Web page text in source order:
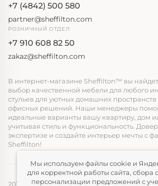
+7 (4842) 500 580
partner@sheffilton.com
РОЗНИЧНЫЙ ОТДЕЛ
+7 910 608 82 50
zakaz@sheffilton.com
В интернет-магазине Sheffilton™ вы
выбор качественной мебели для любого
стульев для уютных домашних
офисных решений. Наши менеджеры
идеальные варианты вашу квартиру, дом
учитывая стиль и функциональность.
экспертизе и создайте интерьер мечты с
Sheffilton!
2014-2026, ООО «ЭЛМАТ», Sheffilton™ Все
Мы используем файлы cookie и
для корректной работы сайта, сбора
персонализации предложений с